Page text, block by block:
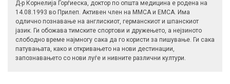
Д-р Корнелија Ѓорѓиеска, доктор по општа медицина е родена на
14.08.1993 во Прилеп. Активен член на ММСА и ЕМСА. Има
одлично познавање на англискиот, германскиот и шпанскиот
јазик. Ги обожава тимските спортови и дружењето, а нејзиното
слободно време најмногу сака да го користи за пишување. Ги сака
патувањата, како и откривањето на нови дестинации,
запознавањето со нови луѓе и нивните различни култури.